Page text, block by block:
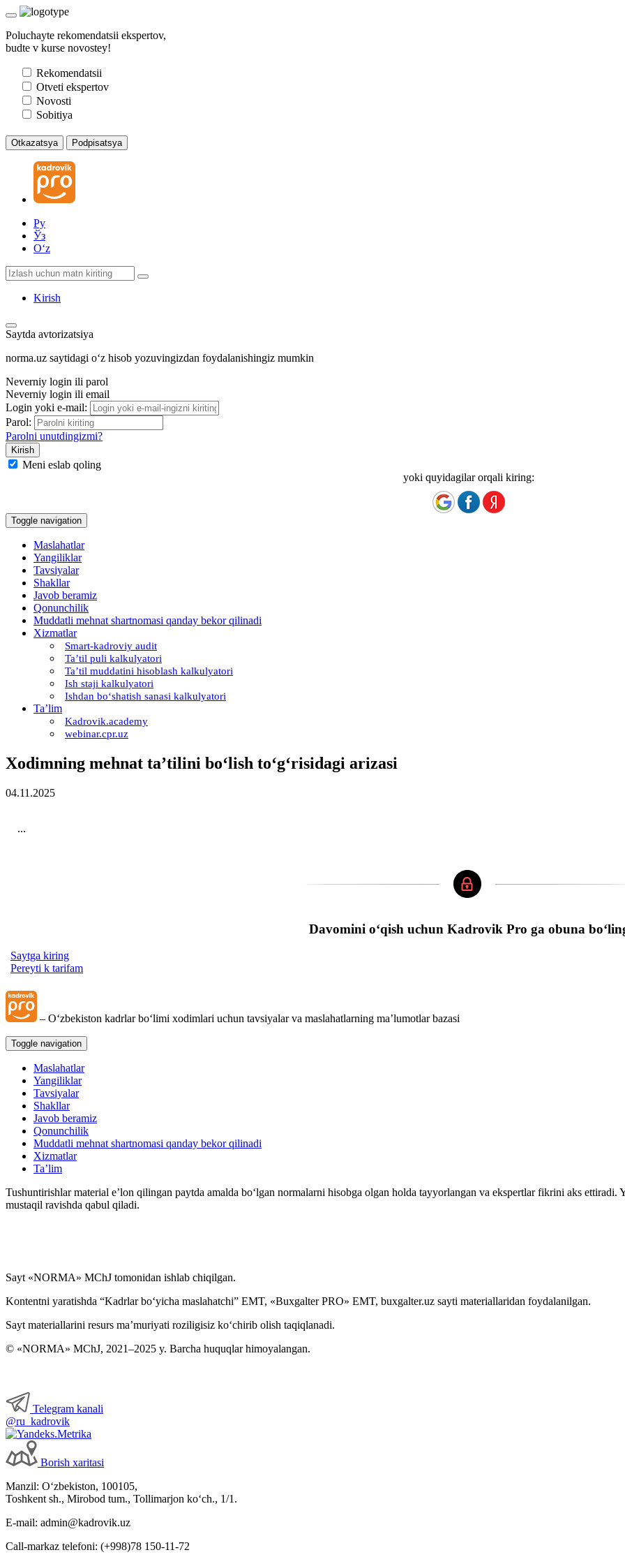
Poluchayte rekomendatsii ekspertov,
budte v kurse novostey!
Rekomendatsii
Otveti ekspertov
Novosti
Sobitiya
Otkazatsya Podpisatsya
Ру
Ўз
Oʻz
Kirish
Saytda avtorizatsiya
norma.uz saytidagi oʻz hisob yozuvingizdan foydalanishingiz mumkin
Neverniy login ili parol
Neverniy login ili email
Login yoki e-mail:
Parol:
Parolni unutdingizmi?
Meni eslab qoling
yoki quyidagilar orqali kiring:
Toggle navigation
Maslahatlar
Yangiliklar
Tavsiyalar
Shakllar
Javob beramiz
Qonunchilik
Muddatli mehnat shartnomasi qanday bekor qilinadi
Xizmatlar
Smart-kadroviy audit
Ta’til puli kalkulyatori
Ta’til muddatini hisoblash kalkulyatori
Ish staji kalkulyatori
Ishdan boʻshatish sanasi kalkulyatori
Ta’lim
Kadrovik.academy
webinar.cpr.uz
Xodimning mehnat ta’tilini boʻlish toʻgʻrisidagi arizasi
04.11.2025
...
Davomini oʻqish uchun Kadrovik Pro ga obuna
Saytga kiring
Pereyti k tarifam
– Oʻzbekiston kadrlar boʻlimi хodimlari uchun tavsiyalar va maslahatlarning ma’lumotlar bazasi
Toggle navigation
Maslahatlar
Yangiliklar
Tavsiyalar
Shakllar
Javob beramiz
Qonunchilik
Muddatli mehnat shartnomasi qanday bekor qilinadi
Xizmatlar
Ta’lim
Tushuntirishlar material e’lon qilingan paytda amalda boʻlgan normalarni hisobga olgan holda tayyorlangan va ekspertlar fikrini aks
mustaqil ravishda qabul qiladi.
Sayt «NORMA» MChJ tomonidan ishlab chiqilgan.
Kontentni yaratishda “Kadrlar boʻyicha maslahatchi” EMT, «Buxgalter PRO» EMT, buxgalter.uz sayti materiallaridan foydalanilgan.
Sayt materiallarini resurs ma’muriyati roziligisiz koʻchirib olish taqiqlanadi.
© «NORMA» MChJ, 2021–2025 y. Barcha huquqlar himoyalangan.
Telegram kanali
@ru_kadrovik
Borish хaritasi
Manzil: Oʻzbekiston, 100105,
Toshkent sh., Mirobod tum., Tollimarjon koʻch., 1/1.
E-mail: admin@kadrovik.uz
Call-markaz telefoni: (+998)78 150-11-72